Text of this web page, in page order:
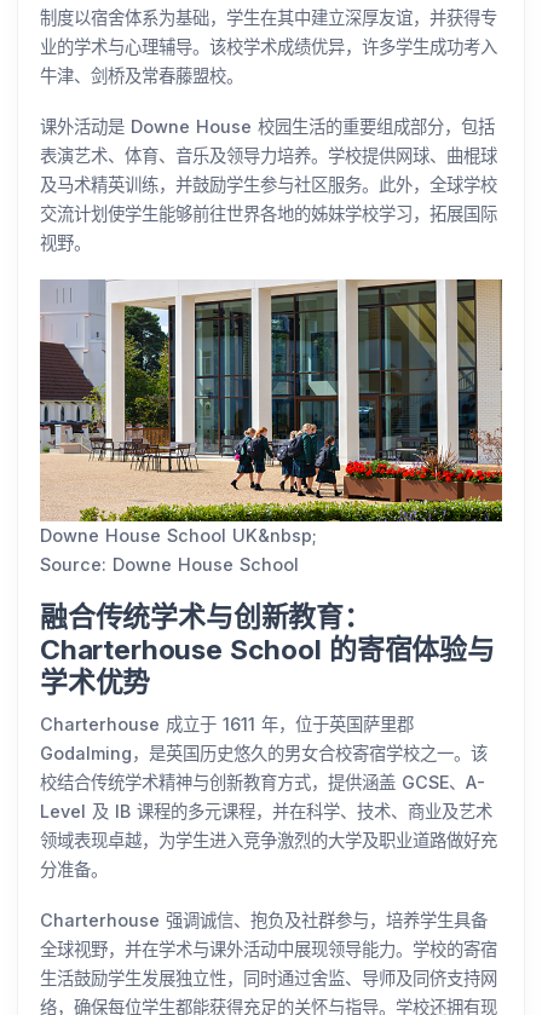
制度以宿舍体系为基础，学生在其中建立深厚友谊，并获得专
业的学术与心理辅导。该校学术成绩优异，许多学生成功考入
牛津、剑桥及常春藤盟校。
课外活动是 Downe House 校园生活的重要组成部分，包括
表演艺术、体育、音乐及领导力培养。学校提供网球、曲棍球
及马术精英训练，并鼓励学生参与社区服务。此外，全球学校
交流计划使学生能够前往世界各地的姊妹学校学习，拓展国际
视野。
Downe House School UK&nbsp;
Source: Downe House School
融合传统学术与创新教育：
Charterhouse School 的寄宿体验与
学术优势
Charterhouse 成立于 1611 年，位于英国萨里郡
Godalming，是英国历史悠久的男女合校寄宿学校之一。该
校结合传统学术精神与创新教育方式，提供涵盖 GCSE、A-
Level 及 IB 课程的多元课程，并在科学、技术、商业及艺术
领域表现卓越，为学生进入竞争激烈的大学及职业道路做好充
分准备。
Charterhouse 强调诚信、抱负及社群参与，培养学生具备
全球视野，并在学术与课外活动中展现领导能力。学校的寄宿
生活鼓励学生发展独立性，同时通过舍监、导师及同侪支持网
络，确保每位学生都能获得充足的关怀与指导。学校还拥有现